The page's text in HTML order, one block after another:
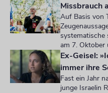
Missbrauch
Auf Basis von
systematische
am 7. Oktober
Ex-Geisel:
immer ihre
Fast ein Jahr
junge Israelin